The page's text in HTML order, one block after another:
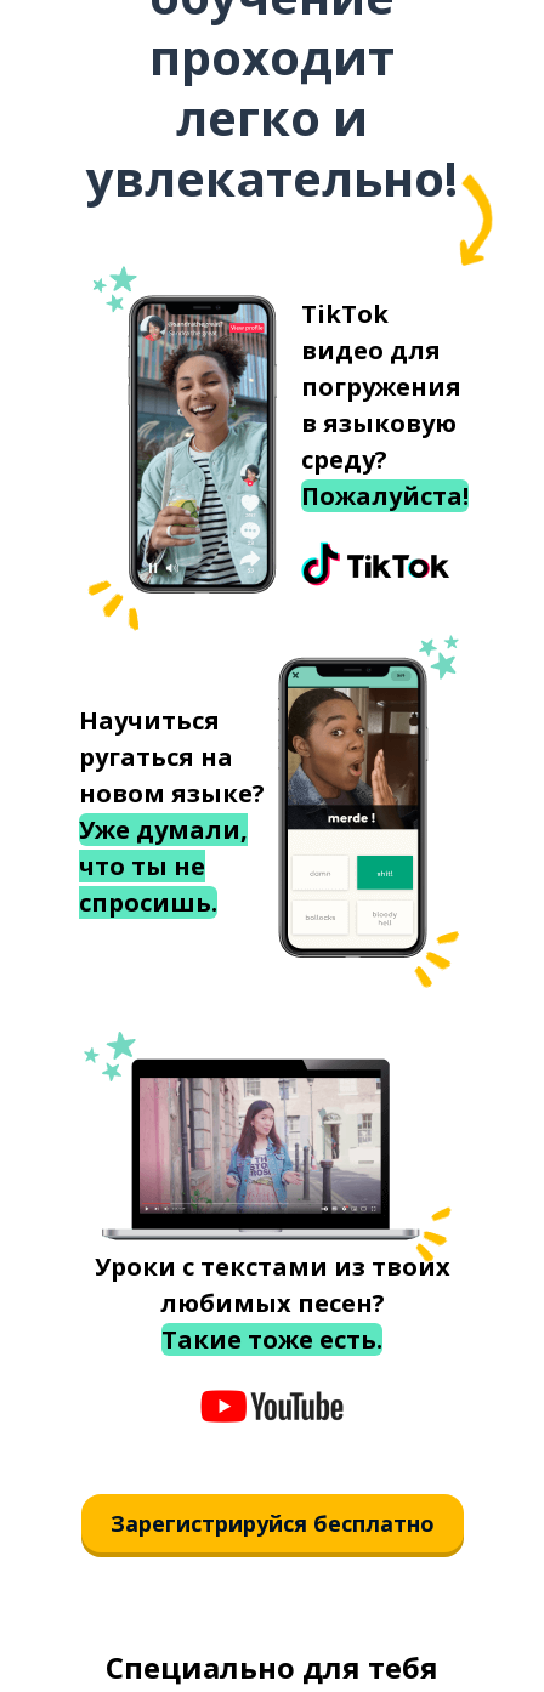
проходит
легко и
увлекательно!
TikTok
видео для
погружения
в языковую
среду?
Пожалуйста!
Научиться
ругаться на
новом языке?
Уже думали,
что ты не
спросишь.
Уроки с текстами из твоих
любимых песен?
Такие тоже есть.
Зарегистрируйся бесплатно
Специально для тебя